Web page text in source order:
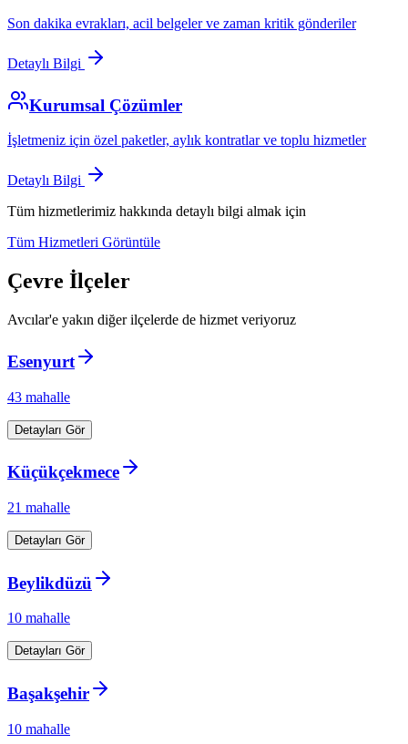
Son dakika evrakları, acil belgeler ve zaman kritik gönderiler
Detaylı Bilgi
Kurumsal Çözümler
İşletmeniz için özel paketler, aylık kontratlar ve toplu hizmetler
Detaylı Bilgi
Tüm hizmetlerimiz hakkında detaylı bilgi almak için
Tüm Hizmetleri Görüntüle
Çevre İlçeler
Avcılar'e yakın diğer ilçelerde de hizmet veriyoruz
Esenyurt
43 mahalle
Detayları Gör
Küçükçekmece
21 mahalle
Detayları Gör
Beylikdüzü
10 mahalle
Detayları Gör
Başakşehir
10 mahalle